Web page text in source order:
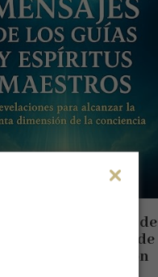
Digital: Mensajes de
Espíritus Maestros de
Kafruny, versión